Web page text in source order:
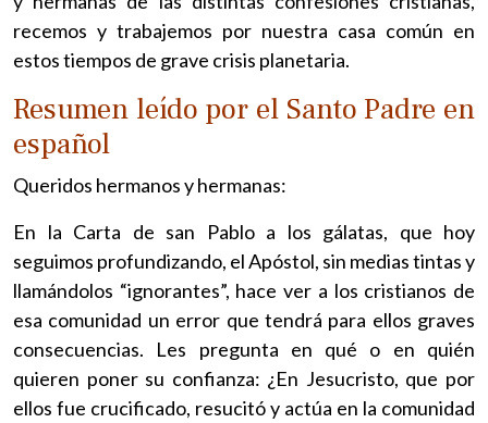
recemos y trabajemos por nuestra casa común en
estos tiempos de grave crisis planetaria.
Resumen leído por el Santo Padre en
español
Queridos hermanos y hermanas:
En la Carta de san Pablo a los gálatas, que hoy
seguimos profundizando, el Apóstol, sin medias tintas y
llamándolos “ignorantes”, hace ver a los cristianos de
esa comunidad un error que tendrá para ellos graves
consecuencias. Les pregunta en qué o en quién
quieren poner su confianza: ¿En Jesucristo, que por
ellos fue crucificado, resucitó y actúa en la comunidad